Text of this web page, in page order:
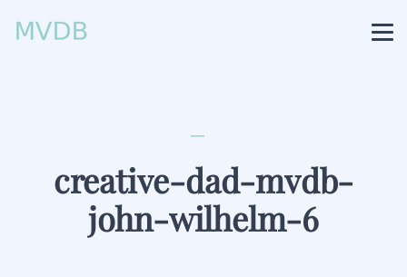
creative-dad-mvdb-
john-wilhelm-6